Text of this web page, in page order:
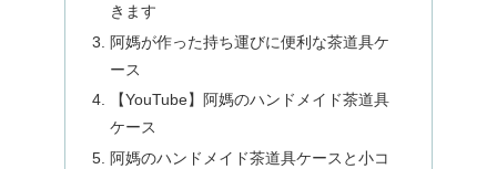
きます
阿媽が作った持ち運びに便利な茶道具ケ
ース
【YouTube】阿媽のハンドメイド茶道具
ケース
阿媽のハンドメイド茶道具ケースと小コ